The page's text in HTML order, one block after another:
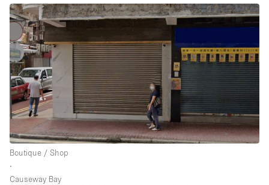
Boutique / Shop
∙
Causeway Bay